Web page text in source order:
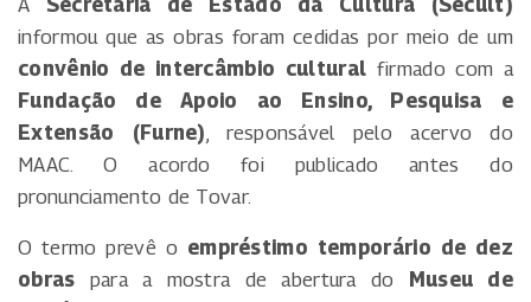
A Secretaria de Estado da Cultura (Secult)
informou que as obras foram cedidas por meio de um
convênio de intercâmbio cultural firmado com a
Fundação de Apoio ao Ensino, Pesquisa e
Extensão (Furne), responsável pelo acervo do
MAAC. O acordo foi publicado antes do
pronunciamento de Tovar.
O termo prevê o empréstimo temporário de dez
obras para a mostra de abertura do
Museu de